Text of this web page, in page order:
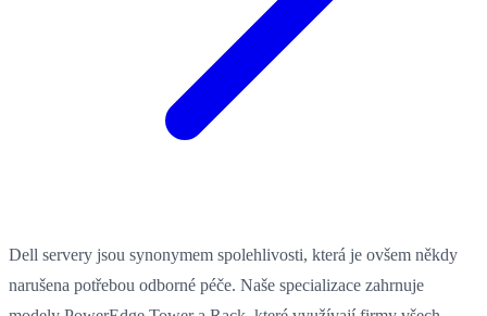
Dell servery jsou synonymem spolehlivosti, která je ovšem někdy
narušena potřebou odborné péče. Naše specializace zahrnuje